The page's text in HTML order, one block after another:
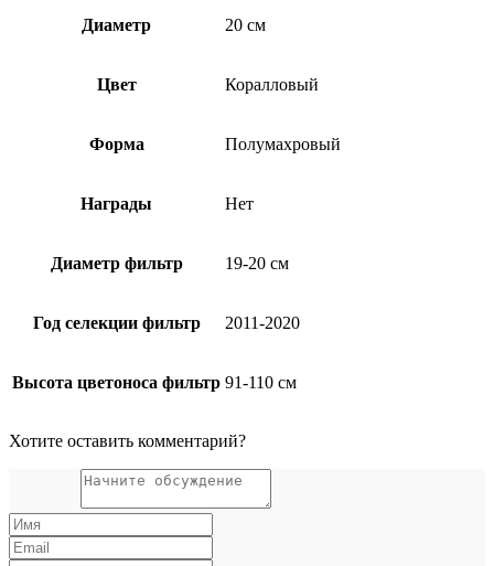
Диаметр 20 см
Цвет Коралловый
Форма Полумахровый
Награды Нет
Диаметр фильтр 19-20 см
Год селекции фильтр 2011-2020
Высота цветоноса фильтр 91-110 см
Хотите оставить комментарий?